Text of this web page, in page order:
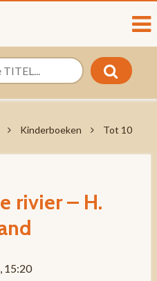
Kinderboeken Tot 10
rivier – H.
15:20